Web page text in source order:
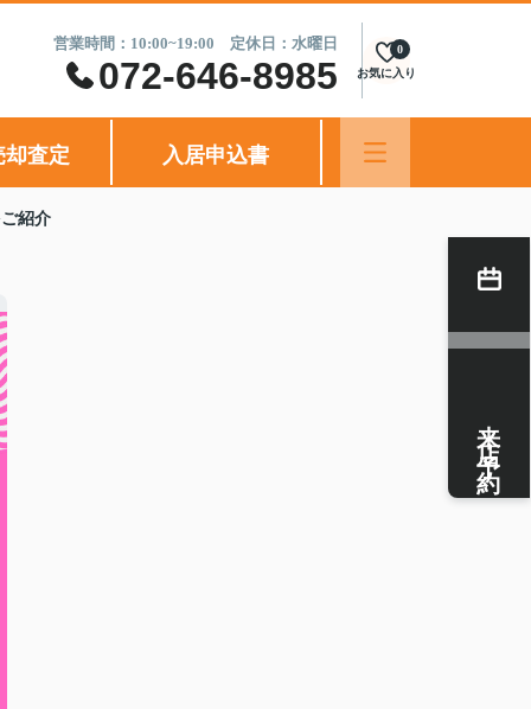
営業時間：10:00~19:00 定休日：水曜日
072-646-8985 お気に入り
0
却査定 入居申込書
紹介
来店予約